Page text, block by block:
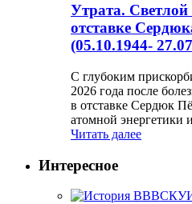
Утрата.
отставке
(05.10.1944-
С глубоким
2026 года после
в отставке Сердюк
атомной
Читать далее
Интересное